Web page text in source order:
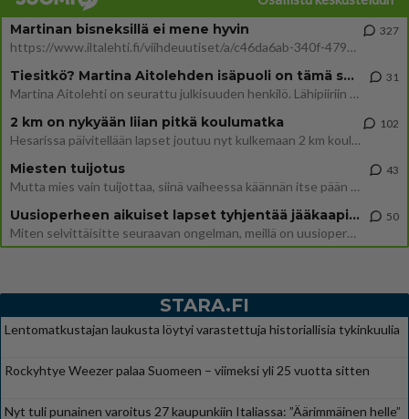
Martinan bisneksillä ei mene hyvin
https://www.iltalehti.fi/viihdeuutiset/a/c46da6ab-340f-4790-aaa7-0865eed2336 Yrityksen konkurssihakemus on tullut kärä
327
Tiesitkö? Martina Aitolehden isäpuoli on tämä suosittu laulaja
Martina Aitolehti on seurattu julkisuuden henkilö. Lähipiiriin mahtuu muitakin tunnettuja henkilöitä. Tiesitkö, että Ma
31
2 km on nykyään liian pitkä koulumatka
Hesarissa päivitellään lapset joutuu nyt kulkemaan 2 km kouluun jösses. Ruostefillarilla tuo matka menee vaikka miten äk
102
Miesten tuijotus
Mutta mies vain tuijottaa, siinä vaiheessa käännän itse pään pois. Mikä juttu? Yleensä jos joku tuijottaa tai katsoo, hä
43
Uusioperheen aikuiset lapset tyhjentää jääkaapin käydessään
Miten selvittäisitte seuraavan ongelman, meillä on uusioperhe, minulla teini-ikäiset lapset ja puolisolla aikuiset, jotk
50
STARA.FI
Lentomatkustajan laukusta löytyi varastettuja historiallisia tykinkuulia
Rockyhtye Weezer palaa Suomeen – viimeksi yli 25 vuotta sitten
Nyt tuli punainen varoitus 27 kaupunkiin Italiassa: ”Äärimmäinen helle”